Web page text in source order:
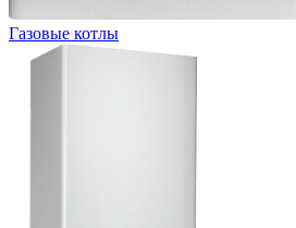
Газовые котлы